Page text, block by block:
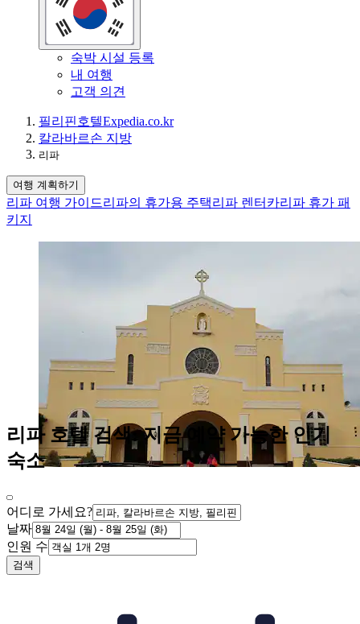
숙박 시설 등록
내 여행
고객 의견
필리핀호텔Expedia.co.kr
칼라바르손 지방
리파
여행 계획하기
리파 여행 가이드리파의 휴가용 주택리파 렌터카리파 휴가 패
키지
리파 호텔 검색: 지금 예약 가능한 인기
숙소
어디로 가세요?
날짜
인원 수
검색